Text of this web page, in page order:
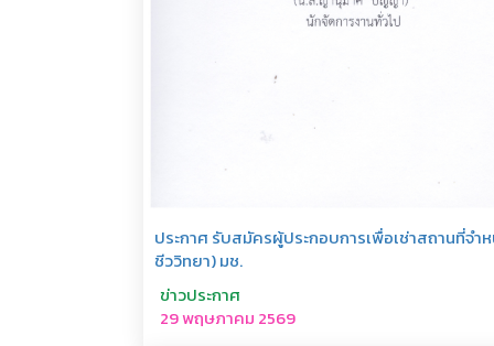
ประกาศ รับสมัครผู้ประกอบการเพื่อเช่าสถานที่จ
ชีววิทยา) มช.
ข่าวประกาศ
29 พฤษภาคม 2569